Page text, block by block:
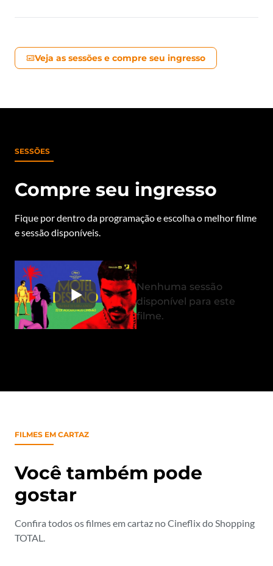
Veja as sessões e compre seu ingresso
SESSÕES
Compre seu ingresso
Fique por dentro da programação e escolha o melhor filme
e sessão disponíveis.
Nenhuma sessão
disponível para este
filme.
FILMES EM CARTAZ
Você também pode
gostar
Confira todos os filmes em cartaz no Cineflix do Shopping
TOTAL.